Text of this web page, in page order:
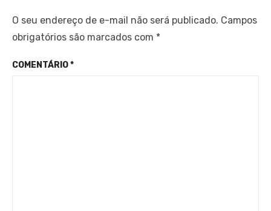
O seu endereço de e-mail não será publicado. Campos
obrigatórios são marcados com *
COMENTÁRIO*